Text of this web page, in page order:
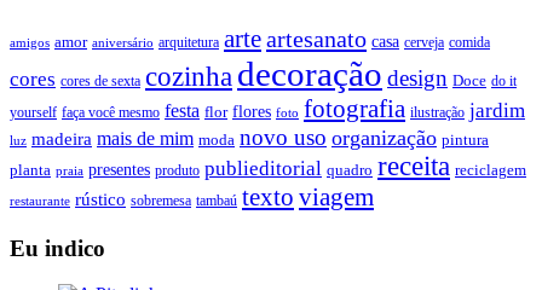
amigos amor aniversário arquitetura arteartesanato casa cerveja comida
cores cores de sexta cozinha decoração design Doce do it
yourself faça você mesmo festa flor flores foto fotografia ilustração jardim
luz madeira mais de mim moda novo uso organização pintura
planta praia presentes produto publieditorial quadro receita reciclagem
restaurante rústico sobremesa tambaú texto viagem
Eu indico